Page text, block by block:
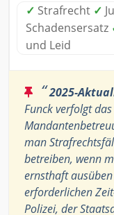
✓ Strafrecht ✓
Schadensersatz
und Leid
“2025-
Funck verfolgt
man
betreiben, wenn
ernsthaft
erforderlichen
Polizei, der